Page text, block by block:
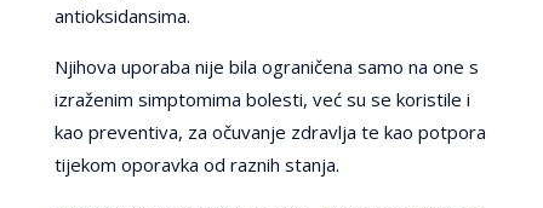
antioksidansima.
Njihova uporaba nije bila ograničena samo na one s
izraženim simptomima bolesti, već su se koristile i
kao preventiva, za očuvanje zdravlja te kao potpora
tijekom oporavka od raznih stanja.